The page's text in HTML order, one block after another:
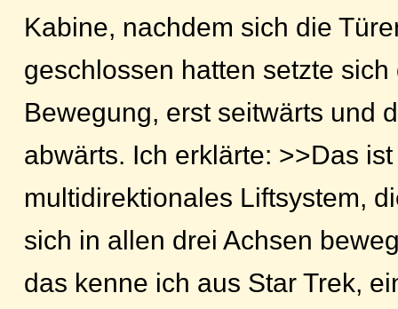
Kabine, nachdem sich die
geschlossen hatten setzte
Bewegung, erst seitwärts und
abwärts. Ich erklärte: >>Das
multidirektionales Liftsystem,
sich in allen drei Achsen
das kenne ich aus Star Trek,